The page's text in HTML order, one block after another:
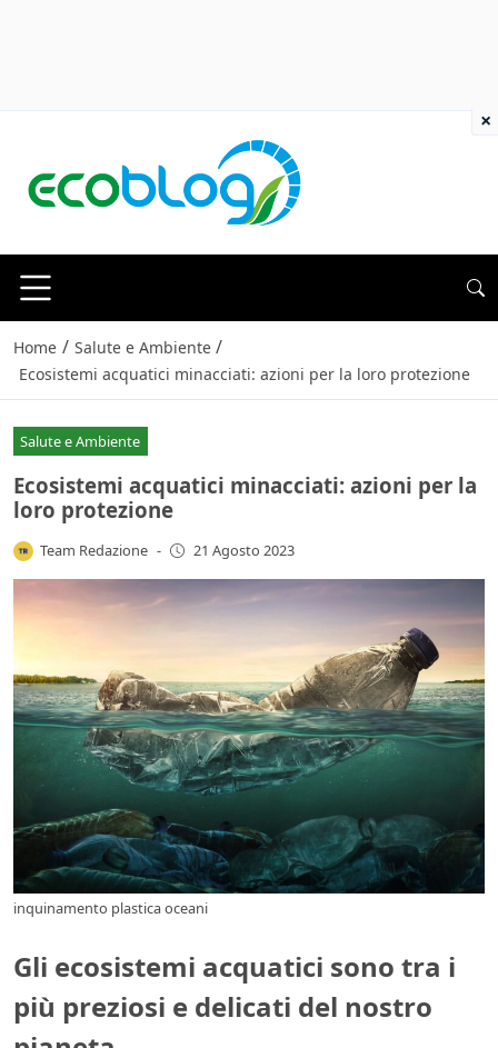
Home / Salute e Ambiente /
Ecosistemi acquatici minacciati: azioni per la loro protezione
Salute e Ambiente
Ecosistemi acquatici minacciati: azioni per la
loro protezione
Team Redazione - 21 Agosto 2023
inquinamento plastica oceani
Gli ecosistemi acquatici sono tra i
più preziosi e delicati del nostro
×